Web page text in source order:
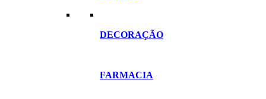
DECORAÇÃO
FARMACIA